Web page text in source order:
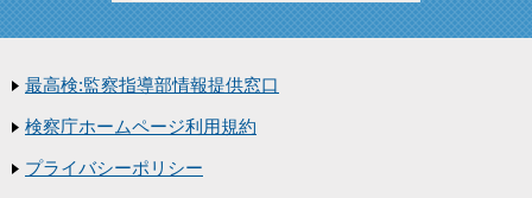
最高検:監察指導部情報提供窓口
検察庁ホームページ利用規約
プライバシーポリシー